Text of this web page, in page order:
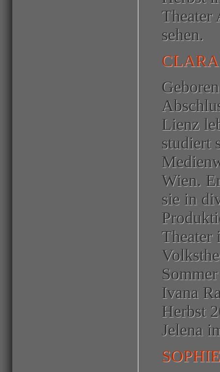
Theater
sehen.
Lienz
studiert
Wien.
sie in
Theater
Ivana
Herbst
Jelena